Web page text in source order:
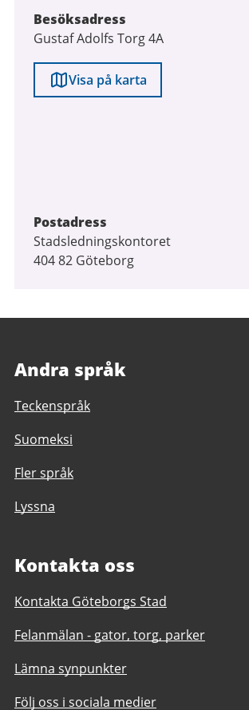
Besöksadress
Gustaf Adolfs Torg 4A
Visa på karta
Postadress
Stadsledningskontoret
404 82 Göteborg
Andra språk
Teckenspråk
Suomeksi
Fler språk
Lyssna
Kontakta oss
Kontakta Göteborgs Stad
Felanmälan - gator, torg, parker
Lämna synpunkter
Följ oss i sociala medier